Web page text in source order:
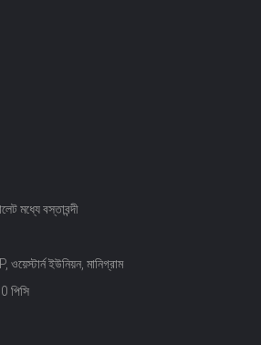
মধ্যে বস্তাবন্দী
ইউনিয়ন, মানিগ্রাম
পিসি